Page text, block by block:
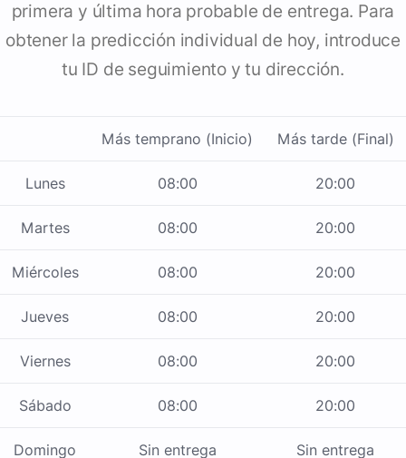
primera y última hora probable de entrega. Para
obtener la predicción individual de hoy, introduce
tu ID de seguimiento y tu dirección.
Más temprano (Inicio) Más tarde (Final)
Lunes 08:00 20:00
Martes 08:00 20:00
Miércoles 08:00 20:00
Jueves 08:00 20:00
Viernes 08:00 20:00
Sábado 08:00 20:00
Domingo Sin entrega Sin entrega